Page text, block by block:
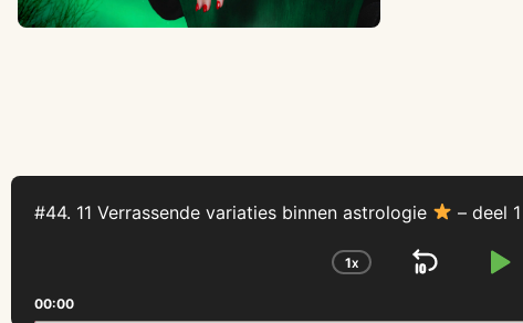
Audio
Player
#44. 11 Verrassende variaties binnen astrologie – deel
CHANGE
1X SKIP
00:00